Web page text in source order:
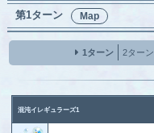
第1ターン Map
1ターン 2ターン
混沌イレギュラーズ1